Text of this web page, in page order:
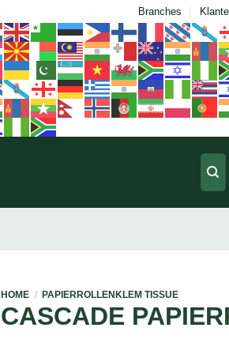
Branches
HOME / PAPIERROLLENKLEM TISSUE
CASCADE